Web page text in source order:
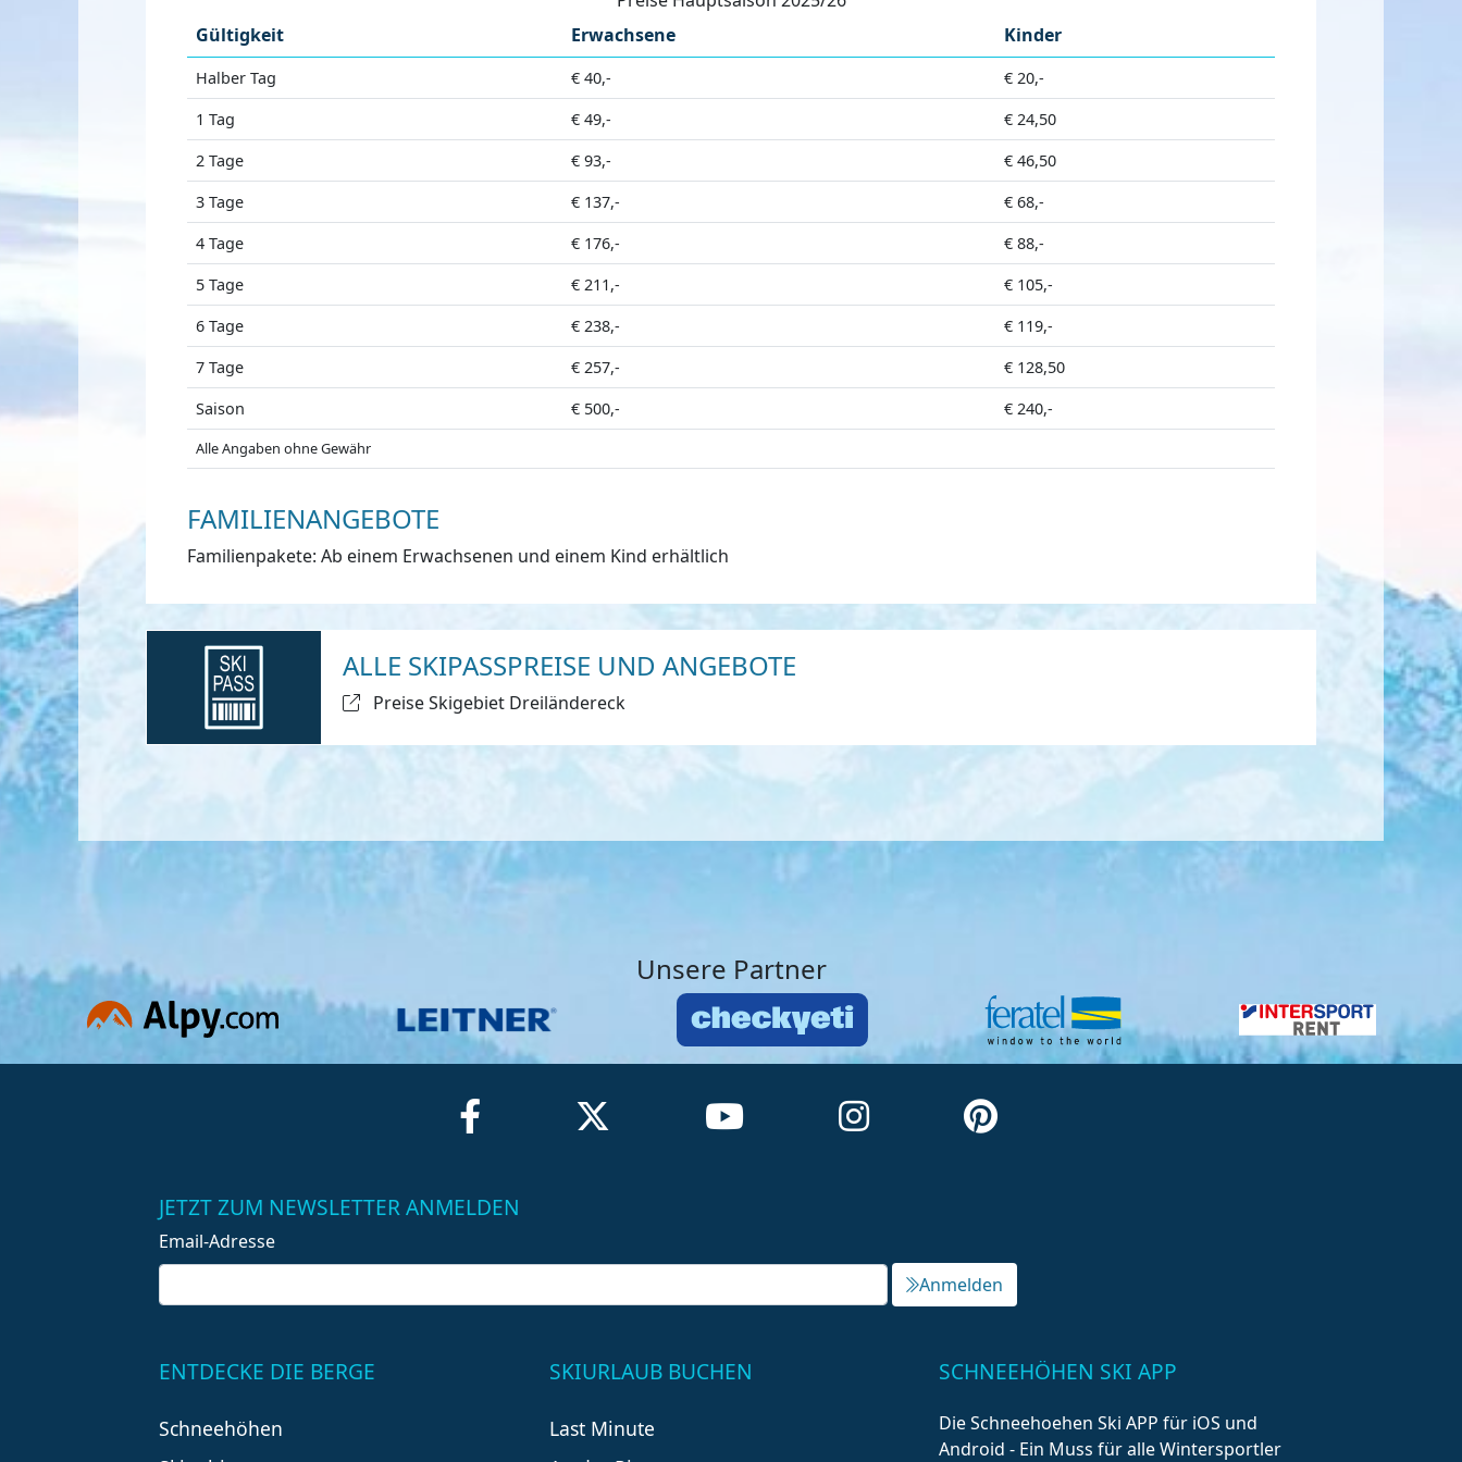
Gültigkeit
Erwachsene Kinder
Halber Tag € 40,-
€ 20,-
1 Tag
€ 49,-
€ 24,50
2 Tage
€ 93,-
€ 46,50
3 Tage
€ 137,-
€ 68,-
4 Tage
€ 176,-
€ 88,-
5 Tage
€ 211,-
€ 105,-
6 Tage
€ 238,-
€ 119,-
7 Tage
€ 257,-
€ 128,50
Saison
€ 500,- € 240,-
Alle Angaben ohne Gewähr
FAMILIENANGEBOTE
Familienpakete: Ab einem Erwachsenen und einem Kind erhältlich
ALLE SKIPASSPREISE UND ANGEBOTE
Preise Skigebiet Dreiländereck
Unsere Partner
JETZT ZUM NEWSLETTER ANMELDEN
Email-Adresse
Anmelden
ENTDECKE DIE BERGE
Schneehöhen
SKIURLAUB BUCHEN
Last Minute
SCHNEEHÖHEN SKI APP
Die Schneehoehen Ski APP für iOS und
Android - Ein Muss für alle Wintersportler